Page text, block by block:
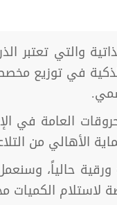
والتي
في توزيع
العامة
من
حالياً، وسنعمل
لاستلام